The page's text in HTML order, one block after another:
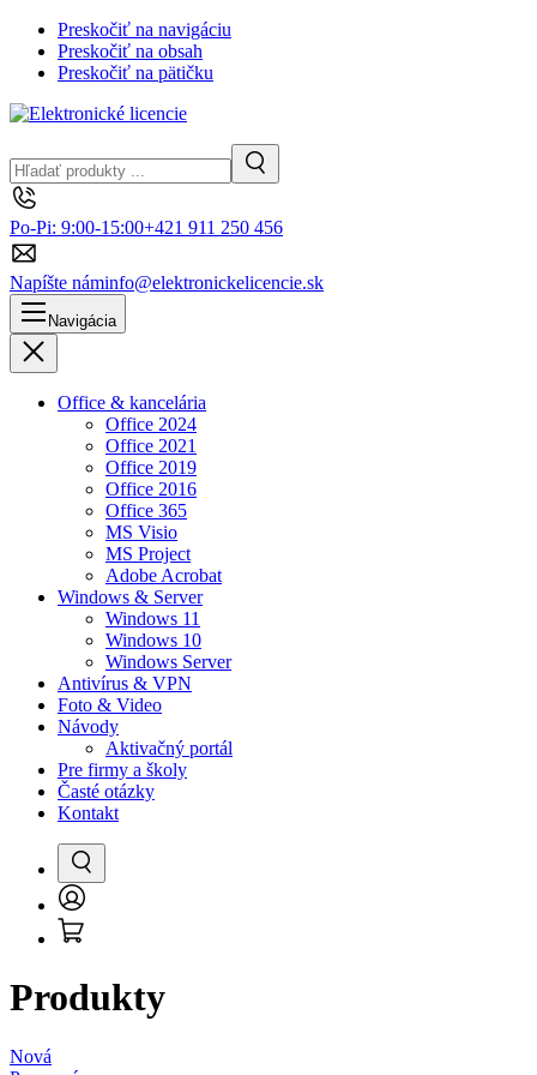
Preskočiť na navigáciu
Preskočiť na obsah
Preskočiť na pätičku
Po-Pi: 9:00-15:00+421 911 250 456
Napíšte náminfo@elektronickelicencie.sk
Navigácia
Office & kancelária
Office 2024
Office 2021
Office 2019
Office 2016
Office 365
MS Visio
MS Project
Adobe Acrobat
Windows & Server
Windows 11
Windows 10
Windows Server
Antivírus & VPN
Foto & Video
Návody
Aktivačný portál
Pre firmy a školy
Časté otázky
Kontakt
Prihlásenie
Košík
Produkty
Nová